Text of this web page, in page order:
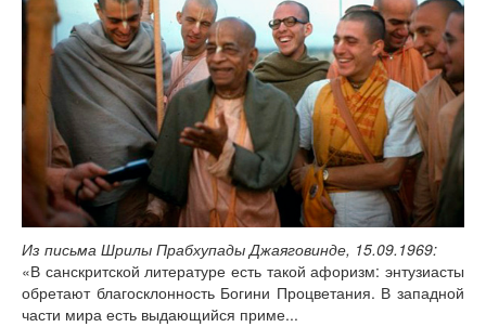
Из письма Шрилы Прабхупады Джаяговинде, 15.09.1969:
«В санскритской литературе есть такой афоризм: энтузиасты
обретают благосклонность Богини Процветания. В западной
части мира есть выдающийся приме...